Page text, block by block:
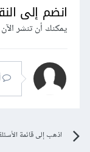
انضم إلى
يمكنك أن تنشر
اذهب إلى قائمة